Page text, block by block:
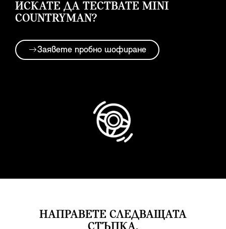
ИСКАТЕ ДА ТЕСТВАТЕ MINI
COUNTRYMAN?
Заявете пробно шофиране
НАПРАВЕТЕ СЛЕДВАЩАТА